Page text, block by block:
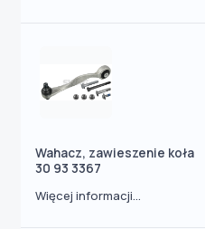
Wahacz, zawieszenie koła
30 93 3367
Więcej informacji...